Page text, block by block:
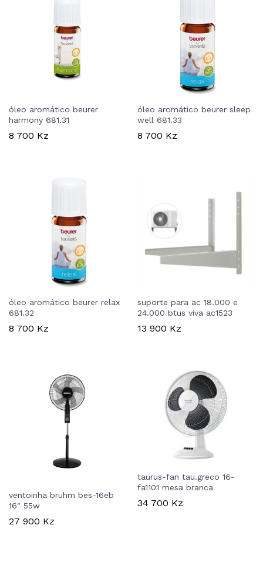
óleo aromático beurer
harmony 681.31
8 700 Kz
óleo aromático beurer sleep
well 681.33
8 700 Kz
óleo aromático beurer relax
681.32
8 700 Kz
suporte para ac 18.000 e
24.000 btus viva ac1523
13 900 Kz
ventoinha bruhm bes-16eb
16″ 55w
27 900 Kz
taurus-fan tau.greco 16-
fa1101 mesa branca
34 700 Kz